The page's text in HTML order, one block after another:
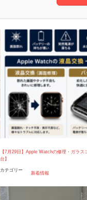
【7月29日】Apple Watchの修理・ガラ
台】
カテゴリー
新着情報